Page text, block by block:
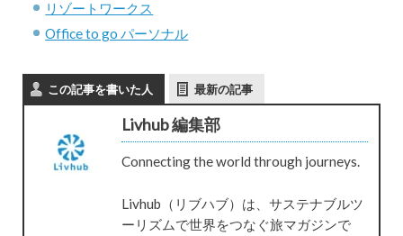
リゾートワークス
Office to go パーソナル
この記事を書いた人 最新の記事
Livhub 編集部
Connecting the world through journeys.
Livhub（リブハブ）は、サステナブルツ
ーリズムで世界をつなぐ旅マガジンで